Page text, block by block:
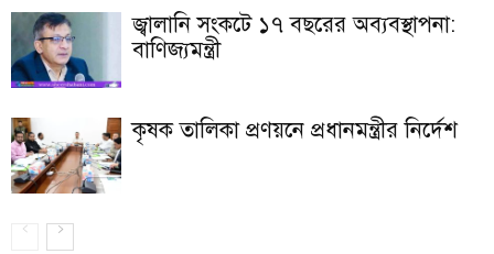
জ্বালানি সংকটে ১৭ বছরের অব্যবস্থাপনা:
বাণিজ্যমন্ত্রী
কৃষক তালিকা প্রণয়নে প্রধানমন্ত্রীর নির্দেশ